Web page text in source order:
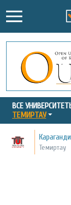
ВСЕ
ТЕМИРТАУ
Темиртау